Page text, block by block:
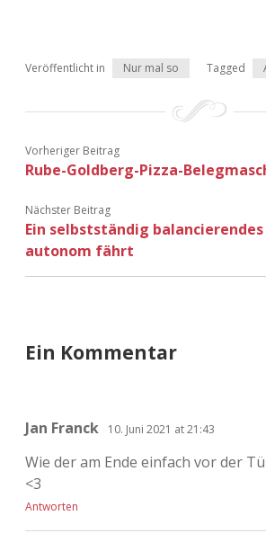
Veröffentlicht in Nur mal so Tagged
Vorheriger Beitrag
Rube-Goldberg-Pizza-
Nächster Beitrag
Ein selbstständig balancierendes
autonom fährt
Ein Kommentar
Jan Franck 10. Juni 2021 at 21:43
Wie der am Ende einfach vor der
<3
Antworten